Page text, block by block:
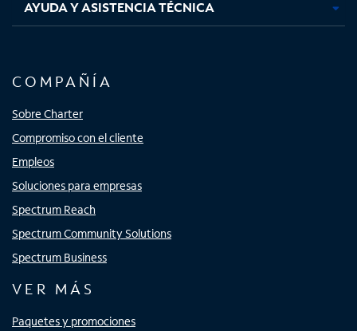
AYUDA Y ASISTENCIA TÉCNICA
COMPAÑÍA
Sobre Charter
Compromiso con el cliente
Empleos
Soluciones para empresas
Spectrum Reach
Spectrum Community Solutions
Spectrum Business
VER MÁS
Paquetes y promociones